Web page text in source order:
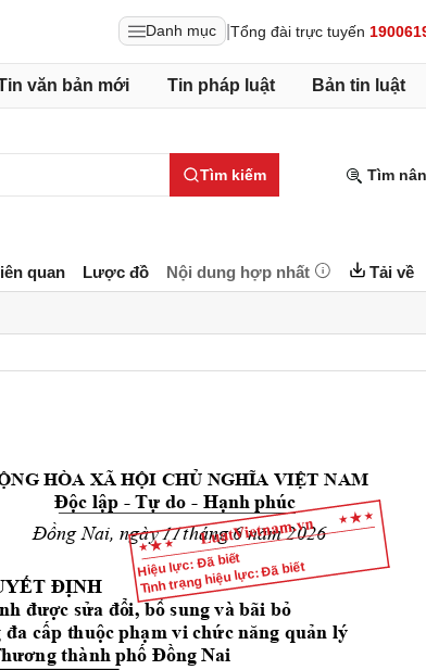
Danh mục Tổng đài trực tuyến
văn bản mới Tin pháp luật Bản tin luật
Tìm kiếm Tìm
quan Lược đồ Nội dung hợp nhất Tải về
Hiệu lực: Đã biết
Tình trạng hiệu lực: Đã biết
HÒA XÃ HỘI CHỦ NGHĨA VIỆT NAM
Độc lập - Tự do - Hạnh phúc
Đồng Nai, ngày tháng 6 năm 2026
ĐỊNH
được sửa đổi, bổ sung và bãi bỏ
đa cấp thuộc phạm vi chức năng quản lý
hương thành phố ĐồngNai
11